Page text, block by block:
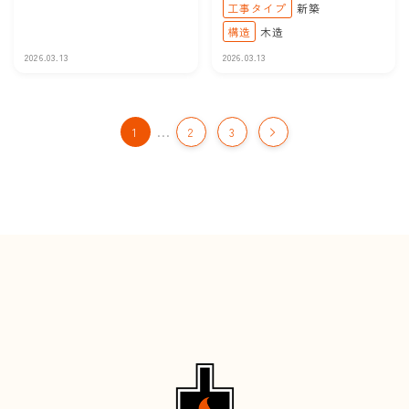
2026.03.13 2026.03.13
工事タイプ
新築
構造
木造
1 … 2 3